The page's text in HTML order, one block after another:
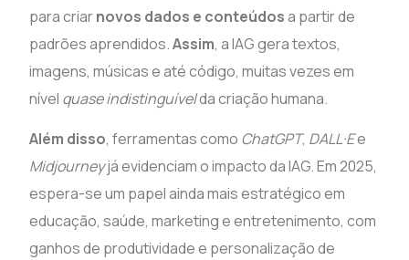
para criarnovos dados e conteúdosa partir de
padrões aprendidos.Assim, a IAG gera textos,
imagens, músicas e até código, muitas vezes em
nível quase indistinguívelda criação humana.
Além disso, ferramentas como ChatGPT, DALL·Ee
Midjourneyjá evidenciam o impacto da IAG. Em 2025,
espera-se um papel ainda mais estratégico em
educação, saúde, marketing e entretenimento, com
ganhos de produtividade e personalização de